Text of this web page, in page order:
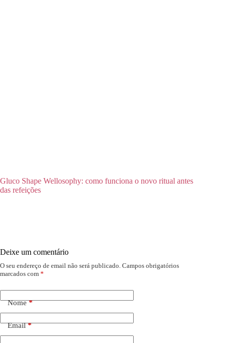
Gluco Shape Wellosophy: como funciona o novo ritual antes
das refeições
Deixe um comentário
O seu endereço de email não será publicado. Campos obrigatórios
marcados com *
Nome*
Email*